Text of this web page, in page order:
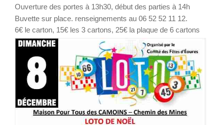
Ouverture des portes à 13h30, début des parties à 14h
Buvette sur place. renseignements au 06 52 52 11 12.
6€ le carton, 15€ les 3 cartons, 25€ la plaque de 6 cartons